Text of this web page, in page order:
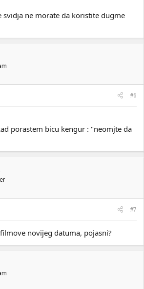
svidja ne morate da koristite dugme
#6
porastem bicu kengur : "neomjte da
#7
novijeg datuma, pojasni?